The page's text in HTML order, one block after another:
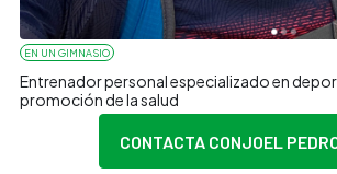
EN UN GIMNASIO
Entrenador personal especializado en
promoción de la salud
CONTACTA CONJOEL